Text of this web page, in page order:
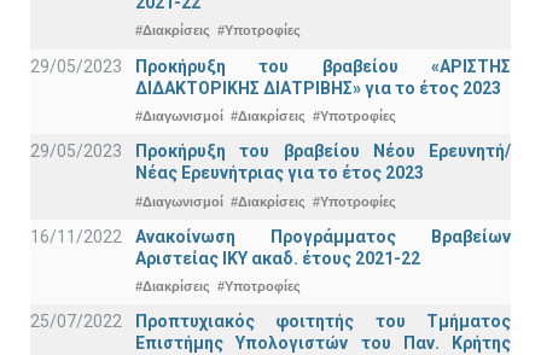
#Διακρίσεις #Υποτροφίες
29/05/2023
Προκήρυξη του βραβείου «ΑΡΙΣΤΗΣ
ΔΙΔΑΚΤΟΡΙΚΗΣ ΔΙΑΤΡΙΒΗΣ» για το έτος 2023
#Διαγωνισμοί #Διακρίσεις #Υποτροφίες
29/05/2023
Προκήρυξη του βραβείου Νέου Ερευνητή/
Νέας Ερευνήτριας για το έτος 2023
#Διαγωνισμοί #Διακρίσεις #Υποτροφίες
16/11/2022
Ανακοίνωση Προγράμματος Βραβείων
Αριστείας ΙΚΥ ακαδ. έτους 2021-22
#Διακρίσεις #Υποτροφίες
25/07/2022
Προπτυχιακός φοιτητής του Τμήματος
Επιστήμης Υπολογιστών του Παν. Κρήτης